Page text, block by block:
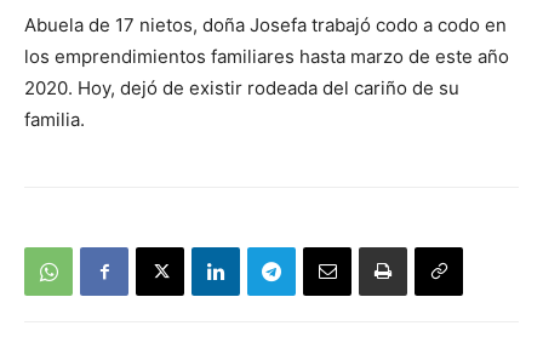
Abuela de 17 nietos, doña Josefa trabajó codo a codo en
los emprendimientos familiares hasta marzo de este año
2020. Hoy, dejó de existir rodeada del cariño de su
familia.